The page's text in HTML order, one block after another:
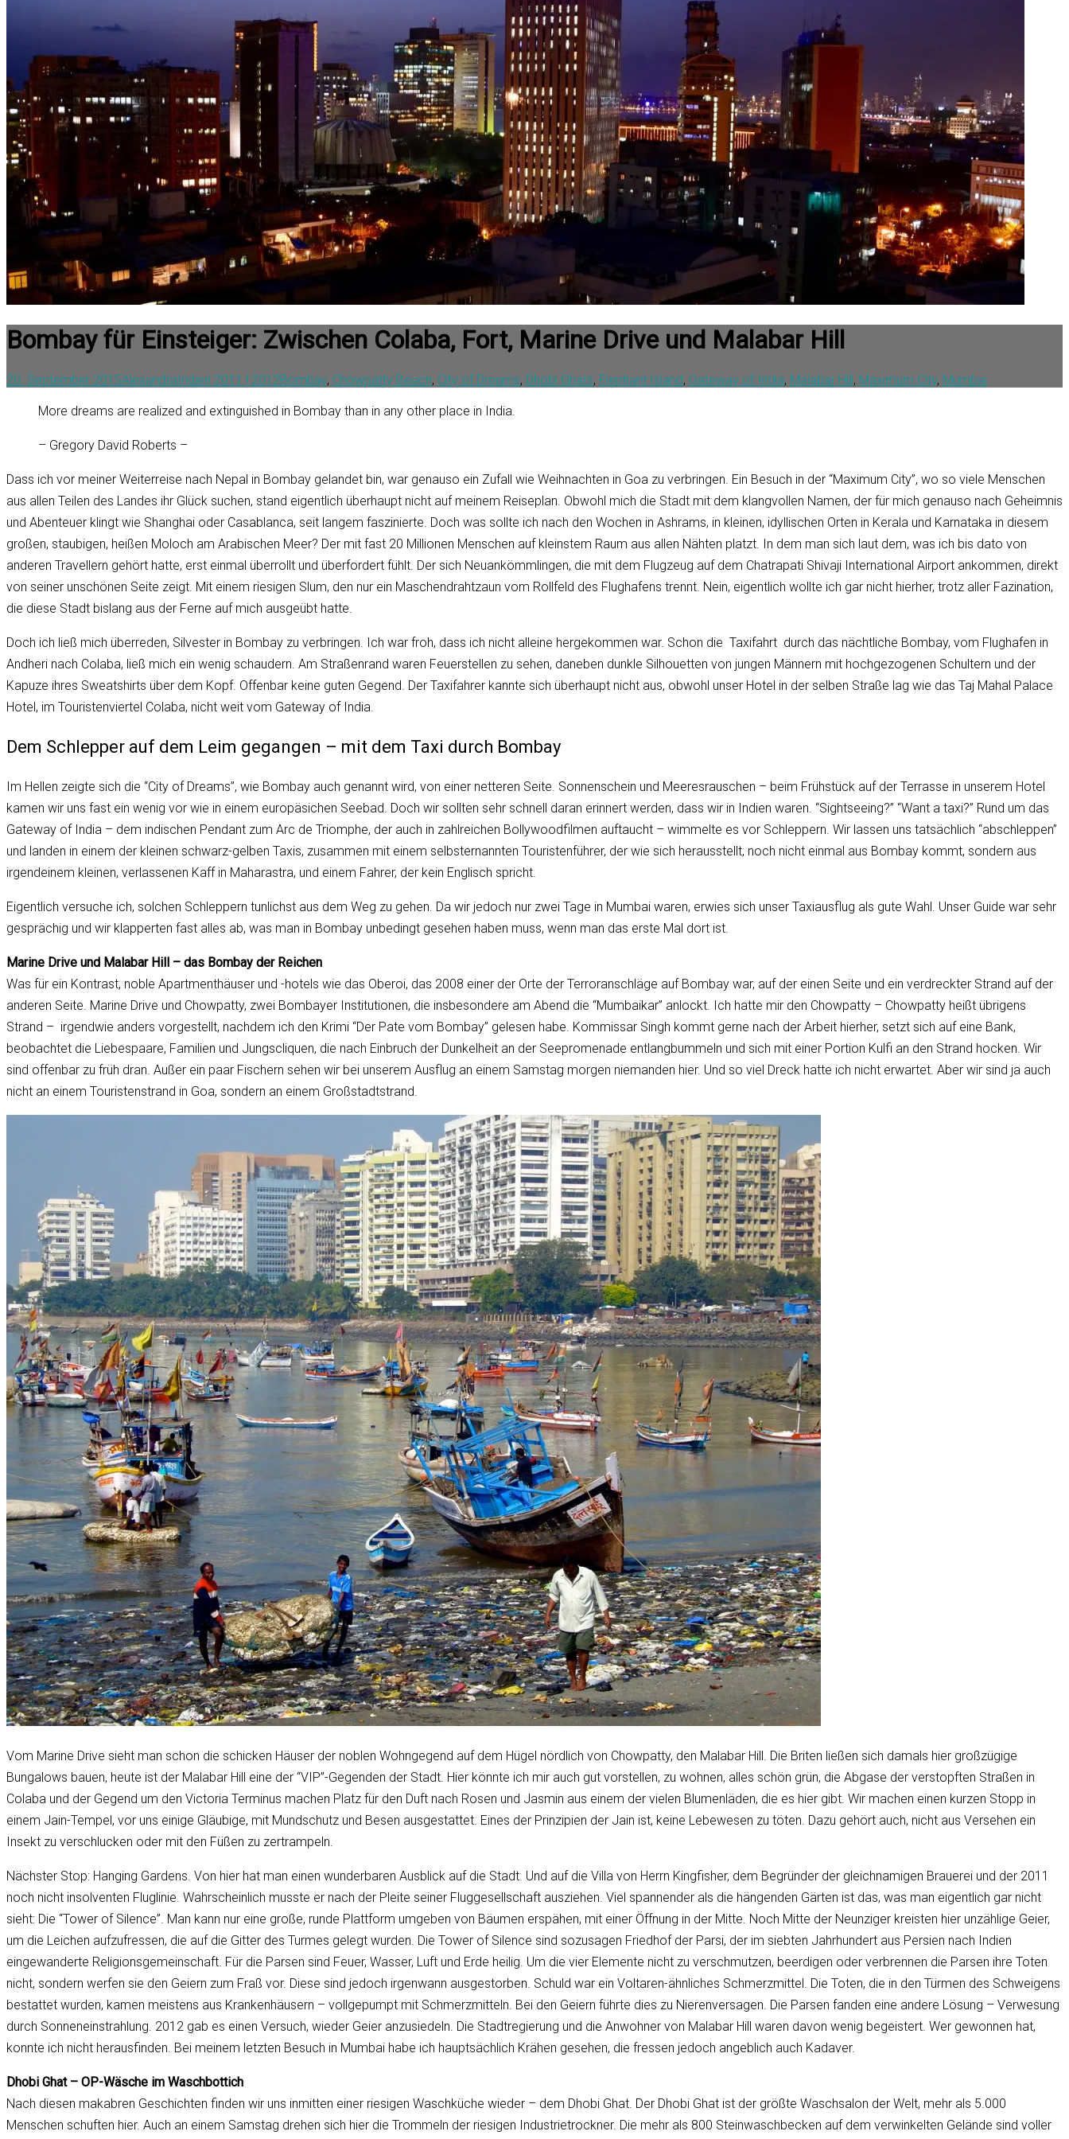
Bombay für Einsteiger: Zwischen Colaba, Fort, Marine Drive und Malabar Hill
20. September 2015AlexandraIndien 2011 | 2012Bombay, Chowpatty Beach, City of Dreams, Dhobi Ghats, Elephant Island, Gateway of India, Malabar Hill, Maximum City, Mumbai
More dreams are realized and extinguished in Bombay than in any other place in India.
– Gregory David Roberts –
Dass ich vor meiner Weiterreise nach Nepal in Bombay gelandet bin, war genauso ein Zufall wie Weihnachten in Goa zu verbringen. Ein Besuch in der “Maximum City”, wo so viele Menschen
aus allen Teilen des Landes ihr Glück suchen, stand eigentlich überhaupt nicht auf meinem Reiseplan. Obwohl mich die Stadt mit dem klangvollen Namen, der für mich genauso nach Geheimnis
und Abenteuer klingt wie Shanghai oder Casablanca, seit langem faszinierte. Doch was sollte ich nach den Wochen in Ashrams, in kleinen, idyllischen Orten in Kerala und Karnataka in diesem
großen, staubigen, heißen Moloch am Arabischen Meer? Der mit fast 20 Millionen Menschen auf kleinstem Raum aus allen Nähten platzt. In dem man sich laut dem, was ich bis dato von
anderen Travellern gehört hatte, erst einmal überrollt und überfordert fühlt. Der sich Neuankömmlingen, die mit dem Flugzeug auf dem Chatrapati Shivaji International Airport ankommen, direkt
von seiner unschönen Seite zeigt. Mit einem riesigen Slum, den nur ein Maschendrahtzaun vom Rollfeld des Flughafens trennt. Nein, eigentlich wollte ich gar nicht hierher, trotz aller Fazination,
die diese Stadt bislang aus der Ferne auf mich ausgeübt hatte.
Doch ich ließ mich überreden, Silvester in Bombay zu verbringen. Ich war froh, dass ich nicht alleine hergekommen war. Schon die Taxifahrt durch das nächtliche Bombay, vom Flughafen in
Andheri nach Colaba, ließ mich ein wenig schaudern. Am Straßenrand waren Feuerstellen zu sehen, daneben dunkle Silhouetten von jungen Männern mit hochgezogenen Schultern und der
Kapuze ihres Sweatshirts über dem Kopf. Offenbar keine guten Gegend. Der Taxifahrer kannte sich überhaupt nicht aus, obwohl unser Hotel in der selben Straße lag wie das Taj Mahal Palace
Hotel, im Touristenviertel Colaba, nicht weit vom Gateway of India.
Dem Schlepper auf dem Leim gegangen – mit dem Taxi durch Bombay
Im Hellen zeigte sich die “City of Dreams”, wie Bombay auch genannt wird, von einer netteren Seite. Sonnenschein und Meeresrauschen – beim Frühstück auf der Terrasse in unserem Hotel
kamen wir uns fast ein wenig vor wie in einem europäsichen Seebad. Doch wir sollten sehr schnell daran erinnert werden, dass wir in Indien waren. “Sightseeing?” “Want a taxi?” Rund um das
Gateway of India – dem indischen Pendant zum Arc de Triomphe, der auch in zahlreichen Bollywoodfilmen auftaucht – wimmelte es vor Schleppern. Wir lassen uns tatsächlich “abschleppen”
und landen in einem der kleinen schwarz-gelben Taxis, zusammen mit einem selbsternannten Touristenführer, der wie sich herausstellt, noch nicht einmal aus Bombay kommt, sondern aus
irgendeinem kleinen, verlassenen Kaff in Maharastra, und einem Fahrer, der kein Englisch spricht.
Eigentlich versuche ich, solchen Schleppern tunlichst aus dem Weg zu gehen. Da wir jedoch nur zwei Tage in Mumbai waren, erwies sich unser Taxiausflug als gute Wahl. Unser Guide war sehr
gesprächig und wir klapperten fast alles ab, was man in Bombay unbedingt gesehen haben muss, wenn man das erste Mal dort ist.
Marine Drive und Malabar Hill – das Bombay der Reichen
Was für ein Kontrast, noble Apartmenthäuser und -hotels wie das Oberoi, das 2008 einer der Orte der Terroranschläge auf Bombay war, auf der einen Seite und ein verdreckter Strand auf der
anderen Seite. Marine Drive und Chowpatty, zwei Bombayer Institutionen, die insbesondere am Abend die “Mumbaikar” anlockt. Ich hatte mir den Chowpatty – Chowpatty heißt übrigens
Strand – irgendwie anders vorgestellt, nachdem ich den Krimi “Der Pate vom Bombay” gelesen habe. Kommissar Singh kommt gerne nach der Arbeit hierher, setzt sich auf eine Bank,
beobachtet die Liebespaare, Familien und Jungscliquen, die nach Einbruch der Dunkelheit an der Seepromenade entlangbummeln und sich mit einer Portion Kulfi an den Strand hocken. Wir
sind offenbar zu früh dran. Außer ein paar Fischern sehen wir bei unserem Ausflug an einem Samstag morgen niemanden hier. Und so viel Dreck hatte ich nicht erwartet. Aber wir sind ja auch
nicht an einem Touristenstrand in Goa, sondern an einem Großstadtstrand.
Vom Marine Drive sieht man schon die schicken Häuser der noblen Wohngegend auf dem Hügel nördlich von Chowpatty, den Malabar Hill. Die Briten ließen sich damals hier großzügige
Bungalows bauen, heute ist der Malabar Hill eine der “VIP”-Gegenden der Stadt. Hier könnte ich mir auch gut vorstellen, zu wohnen, alles schön grün, die Abgase der verstopften Straßen in
Colaba und der Gegend um den Victoria Terminus machen Platz für den Duft nach Rosen und Jasmin aus einem der vielen Blumenläden, die es hier gibt. Wir machen einen kurzen Stopp in
einem Jain-Tempel, vor uns einige Gläubige, mit Mundschutz und Besen ausgestattet. Eines der Prinzipien der Jain ist, keine Lebewesen zu töten. Dazu gehört auch, nicht aus Versehen ein
Insekt zu verschlucken oder mit den Füßen zu zertrampeln.
Nächster Stop: Hanging Gardens. Von hier hat man einen wunderbaren Ausblick auf die Stadt. Und auf die Villa von Herrn Kingfisher, dem Begründer der gleichnamigen Brauerei und der 2011
noch nicht insolventen Fluglinie. Wahrscheinlich musste er nach der Pleite seiner Fluggesellschaft ausziehen. Viel spannender als die hängenden Gärten ist das, was man eigentlich gar nicht
sieht: Die “Tower of Silence”. Man kann nur eine große, runde Plattform umgeben von Bäumen erspähen, mit einer Öffnung in der Mitte. Noch Mitte der Neunziger kreisten hier unzählige Geier,
um die Leichen aufzufressen, die auf die Gitter des Turmes gelegt wurden. Die Tower of Silence sind sozusagen Friedhof der Parsi, der im siebten Jahrhundert aus Persien nach Indien
eingewanderte Religionsgemeinschaft. Für die Parsen sind Feuer, Wasser, Luft und Erde heilig. Um die vier Elemente nicht zu verschmutzen, beerdigen oder verbrennen die Parsen ihre Toten
nicht, sondern werfen sie den Geiern zum Fraß vor. Diese sind jedoch irgenwann ausgestorben. Schuld war ein Voltaren-ähnliches Schmerzmittel. Die Toten, die in den Türmen des Schweigens
bestattet wurden, kamen meistens aus Krankenhäusern – vollgepumpt mit Schmerzmitteln. Bei den Geiern führte dies zu Nierenversagen. Die Parsen fanden eine andere Lösung – Verwesung
durch Sonneneinstrahlung. 2012 gab es einen Versuch, wieder Geier anzusiedeln. Die Stadtregierung und die Anwohner von Malabar Hill waren davon wenig begeistert. Wer gewonnen hat,
konnte ich nicht herausfinden. Bei meinem letzten Besuch in Mumbai habe ich hauptsächlich Krähen gesehen, die fressen jedoch angeblich auch Kadaver.
Dhobi Ghat – OP-Wäsche im Waschbottich
Nach diesen makabren Geschichten finden wir uns inmitten einer riesigen Waschküche wieder – dem Dhobi Ghat. Der Dhobi Ghat ist der größte Waschsalon der Welt, mehr als 5.000
Menschen schuften hier. Auch an einem Samstag drehen sich hier die Trommeln der riesigen Industrietrockner. Die mehr als 800 Steinwaschbecken auf dem verwinkelten Gelände sind voller